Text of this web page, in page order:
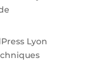
Lyon